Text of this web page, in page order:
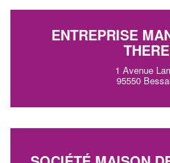
ENTREPRISE
1 Avenue
95550